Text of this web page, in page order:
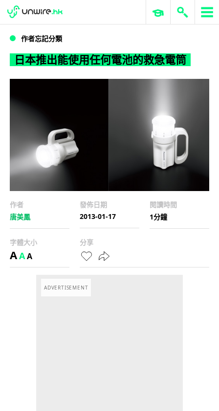
日本推出能使用任何電池的救急電筒
WWDC 2026 ERP 與商業 AI
作者忘記分類
日本推出能使用任何電池的救急電筒
作者
唐美鳳
發佈日期
2013-01-17
閱讀時間
1分鐘
字體大小
AAA
分享
ADVERTISEMENT